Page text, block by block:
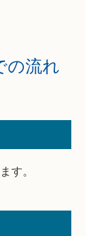
の流れ
す。